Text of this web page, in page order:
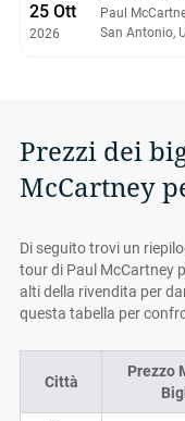
25 Ott
2026
Paul
San Antonio,
Prezzi dei
McCartney
Di seguito trovi un
tour di Paul McCartney
alti della rivendita per
questa tabella per
Città
Prezzo